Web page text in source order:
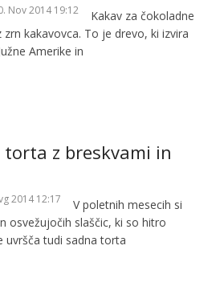
Nov 2014 19:12
Kakav za čokoladne
kakavovca. To je drevo, ki izvira
Amerike in
torta z breskvami in
2014 12:17
V poletnih mesecih si
osvežujočih slaščic, ki so hitro
uvršča tudi sadna torta